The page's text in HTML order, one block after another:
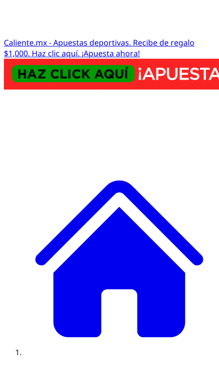
Caliente.mx - Apuestas deportivas. Recibe de regalo
$1,000. Haz clic aquí. ¡Apuesta ahora!